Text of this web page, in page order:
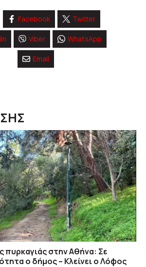
Facebook Twitter
Viber WhatsApp
Email
πυρκαγιάς στην Αθήνα: Σε
ο δήμος – Κλείνει ο Λόφος